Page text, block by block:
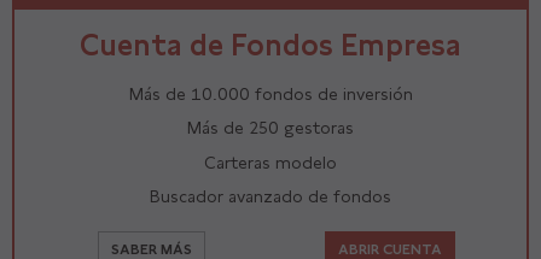
Cuenta de Fondos Empresa
Más de 10.000 fondos de inversión
Más de 250 gestoras
Carteras modelo
Buscador avanzado de fondos
SABER MÁS ABRIR CUENTA